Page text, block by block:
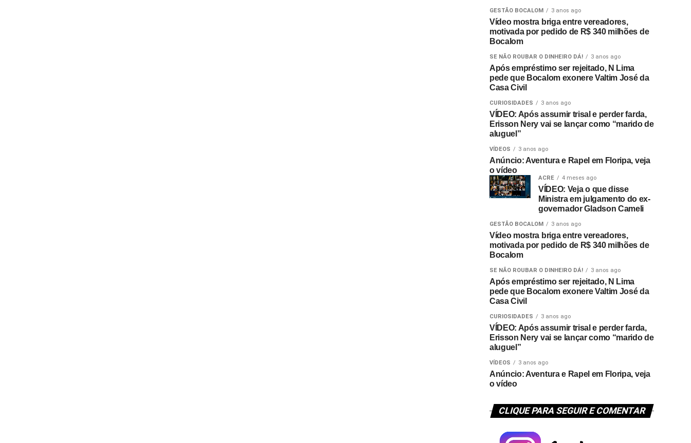
GESTÃO BOCALOM 3 anos ago
Vídeo mostra briga entre vereadores,
motivada por pedido de R$ 340 milhões de
Bocalom
SE NÃO ROUBAR O DINHEIRO DÁ! 3 anos ago
Após empréstimo ser rejeitado, N Lima
pede que Bocalom exonere Valtim José da
Casa Civil
CURIOSIDADES 3 anos ago
VÍDEO: Após assumir trisal e perder farda,
Erisson Nery vai se lançar como “marido de
aluguel”
VÍDEOS 3 anos ago
Anúncio: Aventura e Rapel em Floripa, veja
o vídeo
ACRE 4 meses ago
VÍDEO: Veja o que disse
Ministra em julgamento do ex-
governador Gladson Cameli
GESTÃO BOCALOM 3 anos ago
Vídeo mostra briga entre vereadores,
motivada por pedido de R$ 340 milhões de
Bocalom
SE NÃO ROUBAR O DINHEIRO DÁ! 3 anos ago
Após empréstimo ser rejeitado, N Lima
pede que Bocalom exonere Valtim José da
Casa Civil
CURIOSIDADES 3 anos ago
VÍDEO: Após assumir trisal e perder farda,
Erisson Nery vai se lançar como “marido de
aluguel”
VÍDEOS 3 anos ago
Anúncio: Aventura e Rapel em Floripa, veja
o vídeo
CLIQUE PARA SEGUIR E COMENTAR